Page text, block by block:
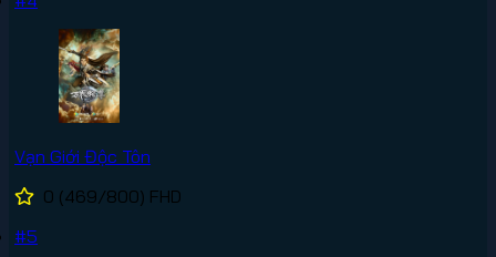
Vạn Giới Độc Tôn
0 (469/800) FHD
#5